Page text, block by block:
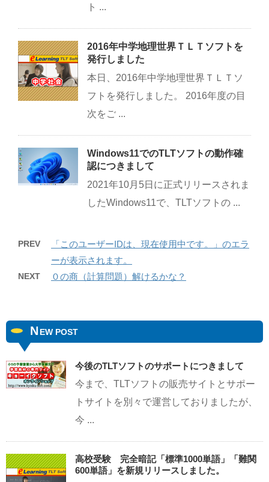
ト ...
2016年中学地理世界ＴＬＴソフトを
発行しました
本日、2016年中学地理世界ＴＬＴソ
フトを発行しました。 2016年度の目
次をご ...
Windows11でのTLTソフトの動作確
認につきまして
2021年10月5日に正式リリースされま
したWindows11で、TLTソフトの ...
PREV
「このユーザーIDは、現在使用中です。」のエラ
ーが表示されます。
NEXT ０の商（計算問題）解けるかな？
N EW POST
今後のTLTソフトのサポートにつきまして
今まで、TLTソフトの販売サイトとサポー
トサイトを別々で運営しておりましたが、
今 ...
高校受験 完全暗記「標準1000単語」「難関
600単語」を新規リリースしました。